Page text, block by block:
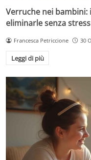
Verruche nei bambini:
eliminarle senza stress
Francesca Petriccione 30
Leggi di più